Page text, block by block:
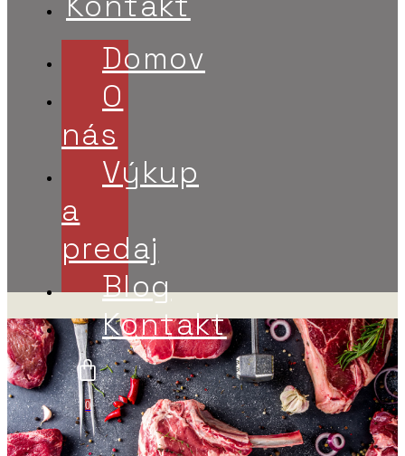
Domov
O
nás
Výkup
a
predaj
Blog
Kontakt
0